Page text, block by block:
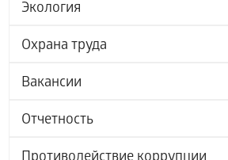
Экология
Охрана труда
Вакансии
Отчетность